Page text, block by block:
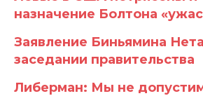
утро
(Время
назначение Болтона
Заявление Биньямина
заседании правительства
Либерман: Мы не